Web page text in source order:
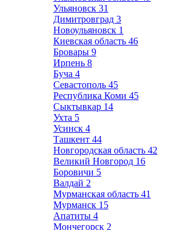
Ульяновск 31
Димитровград 3
Новоульяновск 1
Киевская область 46
Бровары 9
Ирпень 8
Буча 4
Севастополь 45
Республика Коми 45
Сыктывкар 14
Ухта 5
Усинск 4
Ташкент 44
Новгородская область 42
Великий Новгород 16
Боровичи 5
Валдай 2
Мурманская область 41
Мурманск 15
Апатиты 4
Мончегорск 2